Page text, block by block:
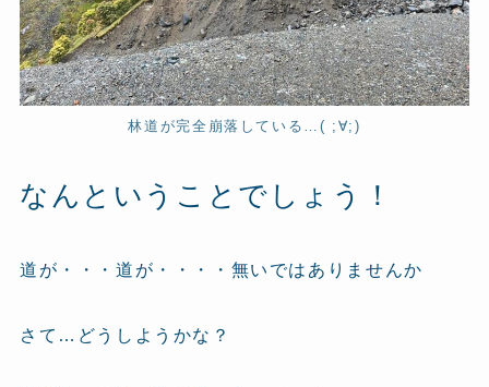
林道が完全崩落している…( ;∀;)
なんということでしょう！
道が・・・道が・・・・無いではありませんか
さて…どうしようかな？